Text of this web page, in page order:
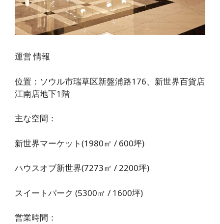
運営情報
位置：ソウル市瑞草区新盤浦路176、新世界百貨店
江南店地下1階
主な空間：
新世界マーケット(1980㎡ / 600坪)
ハウスオブ新世界(7273㎡ / 2200坪)
スイートパーク (5300㎡ / 1600坪)
営業時間：